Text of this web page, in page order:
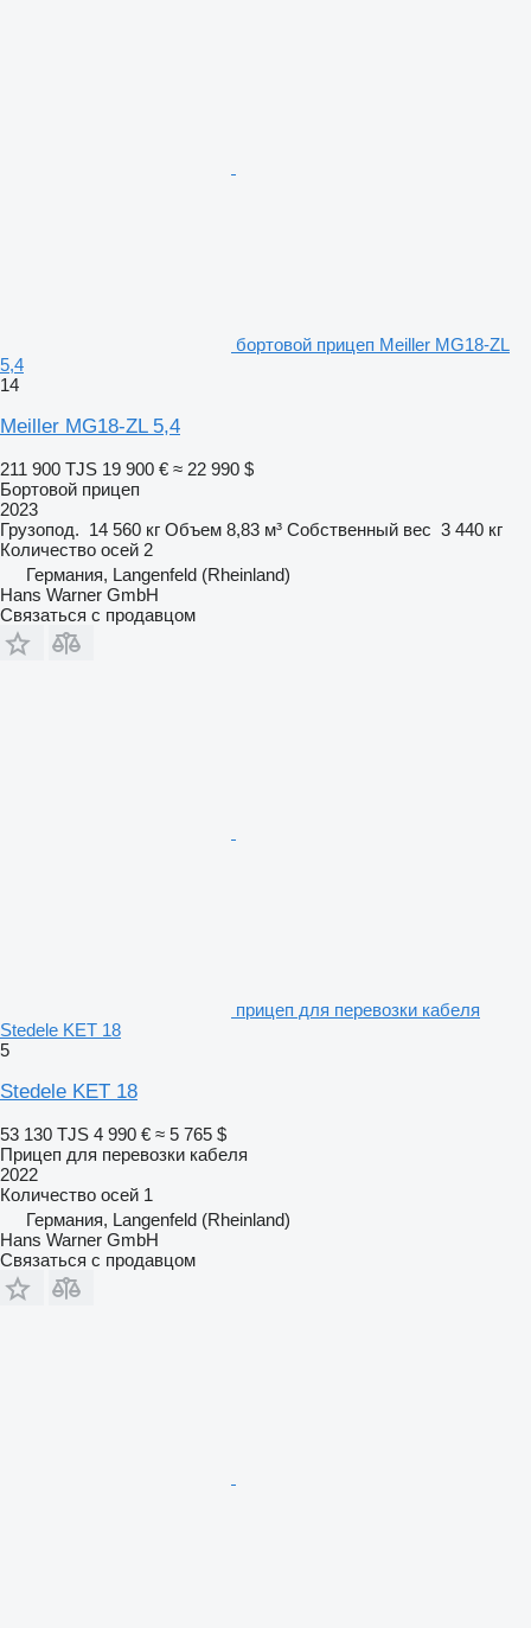
бортовой прицеп Meiller MG18-ZL
5,4
14
Meiller MG18-ZL 5,4
211 900 TJS 19 900 € ≈ 22 990 $
Бортовой прицеп
2023
Грузопод. 14 560 кг Объем 8,83 м³ Собственный вес 3 440 кг
Количество осей 2
Германия, Langenfeld (Rheinland)
Hans Warner GmbH
Связаться с продавцом
прицеп для перевозки кабеля
Stedele KET 18
5
Stedele KET 18
53 130 TJS 4 990 € ≈ 5 765 $
Прицеп для перевозки кабеля
2022
Количество осей 1
Германия, Langenfeld (Rheinland)
Hans Warner GmbH
Связаться с продавцом